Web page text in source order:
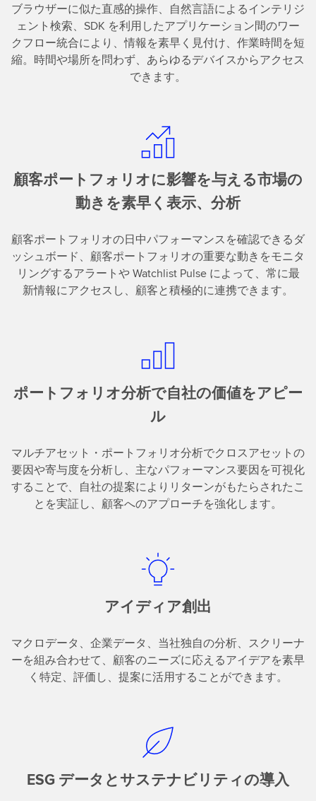
ブラウザーに似た直感的操作、自然言語によるインテリジ
ェント検索、SDK を利用したアプリケーション間のワー
クフロー統合により、情報を素早く見付け、作業時間を短
縮。時間や場所を問わず、あらゆるデバイスからアクセス
できます。
顧客ポートフォリオに影響を与える市場の
動きを素早く表示、分析
顧客ポートフォリオの日中パフォーマンスを確認できるダ
ッシュボード、顧客ポートフォリオの重要な動きをモニタ
リングするアラートや Watchlist Pulse によって、常に最
新情報にアクセスし、顧客と積極的に連携できます。
ポートフォリオ分析で自社の価値をアピー
ル
マルチアセット・ポートフォリオ分析でクロスアセットの
要因や寄与度を分析し、主なパフォーマンス要因を可視化
することで、自社の提案によりリターンがもたらされたこ
とを実証し、顧客へのアプローチを強化します。
アイディア創出
マクロデータ、企業データ、当社独自の分析、スクリーナ
ーを組み合わせて、顧客のニーズに応えるアイデアを素早
く特定、評価し、提案に活用することができます。
ESG データとサステナビリティの導入